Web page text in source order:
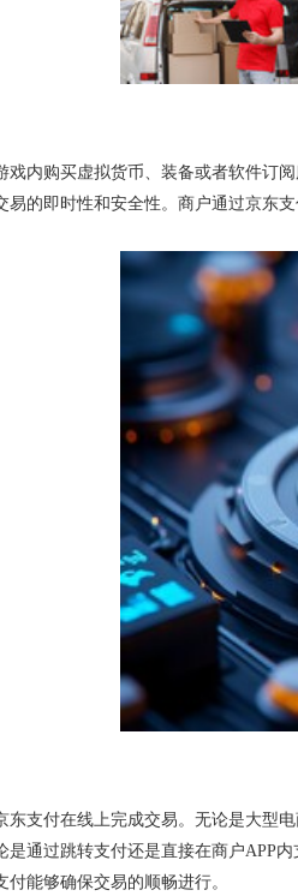
戏内购买虚拟货币、装备或者软件订
易的即时性和安全性。商户通过京东
东支付在线上完成交易。无论是大型
是通过跳转支付还是直接在商户APP
能够确保交易的顺畅进行。